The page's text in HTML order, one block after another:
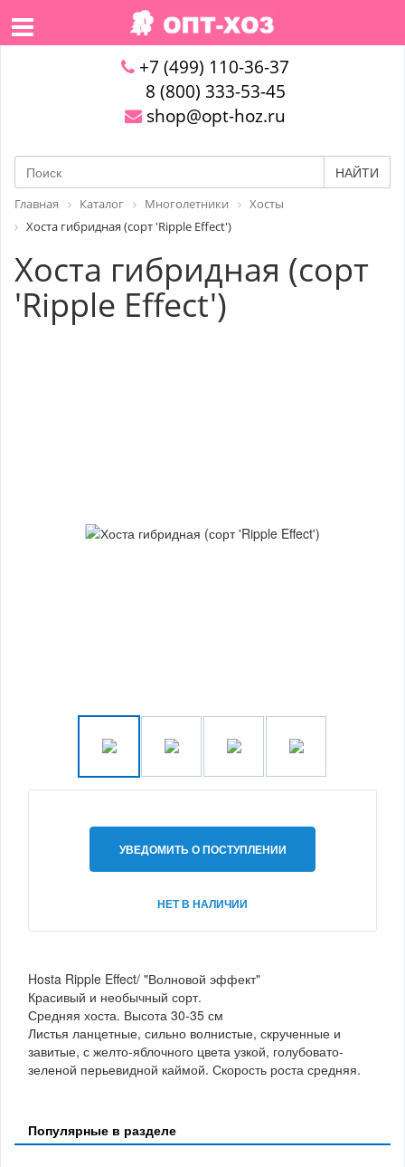
+7 (499) 110-36-37
8 (800) 333-53-45
shop@opt-hoz.ru
НАЙТИ
Главная Каталог Многолетники
Хосты
Хоста гибридная (сорт 'Ripple Effect')
Хоста гибридная (сорт
'Ripple Effect')
УВЕДОМИТЬ О ПОСТУПЛЕНИИ
НЕТ В НАЛИЧИИ
Hosta Ripple Effect/ "Волновой эффект"
Красивый и необычный сорт.
Средняя хоста. Высота 30-35 см
Листья ланцетные, сильно волнистые, скрученные и
завитые, с желто-яблочного цвета узкой, голубовато-
зеленой перьевидной каймой. Скорость роста средняя.
Популярные в разделе